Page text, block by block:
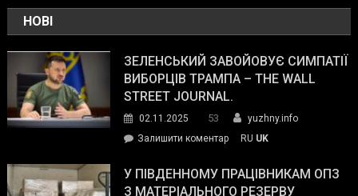
НОВІ
ЗЕЛЕНСЬКИЙ ЗАВОЙОВУЄ СИМПАТІЇ
ВИБОРЦІВ ТРАМПА – THE WALL
STREET JOURNAL.
02.11.2025 53
yuzhny.info
Залишити коментарon
завойовує
симпатії
RU UK
У ПІВДЕННОМУ ПРАЦІВНИКАМ ОПЗ
З МАТЕРІАЛЬНОГО РЕЗЕРВУ